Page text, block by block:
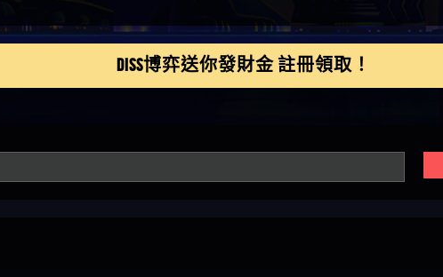
【盧鴻傑】請問一下100多萬
會出金嗎，有誰可以回答
【王亞廷】LINE:kK605638
【王亞廷】#免費手遊#錢龍
皇ONLINE#http
【傑】真的
【沈樂慧】又是九州??爛死
了黑網不要玩
【林伊依】爛死了拉贏錢直
DISS博弈送你發財金 註冊領取！